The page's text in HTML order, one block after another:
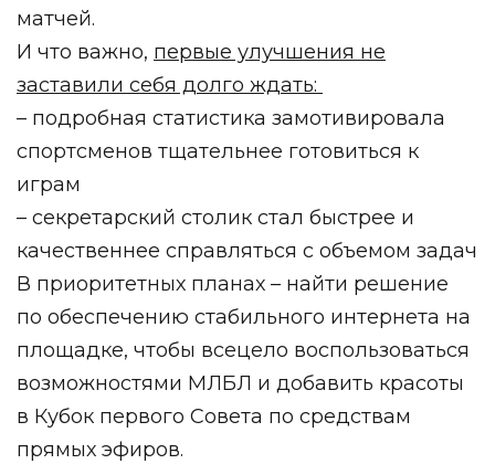
матчей.
И что важно, первые улучшения не
заставили себя долго ждать:
– подробная статистика замотивировала
спортсменов тщательнее готовиться к
играм
– секретарский столик стал быстрее и
качественнее справляться с объемом задач
В приоритетных планах – найти решение
по обеспечению стабильного интернета на
площадке, чтобы всецело воспользоваться
возможностями МЛБЛ и добавить красоты
в Кубок первого Совета по средствам
прямых эфиров.